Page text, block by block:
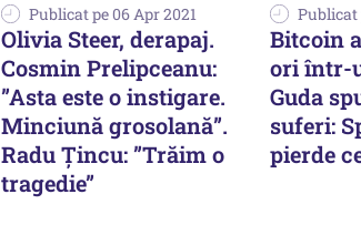
Publicat pe 06 Apr 2021
Olivia Steer, derapaj.
Cosmin Prelipceanu:
”Asta este o instigare.
Minciună grosolană”.
Radu Țincu: ”Trăim o
tragedie”
Publicat
Bitcoin
ori într-
Guda
suferi:
pierde